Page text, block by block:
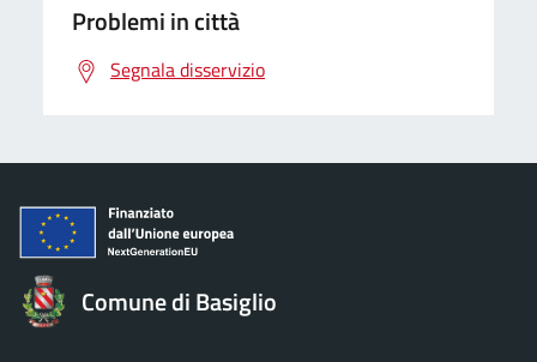
Problemi in città
Segnala disservizio
Comune di Basiglio